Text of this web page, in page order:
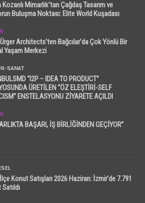
Kozanlı Mimarlık’tan Çağdaş Tasarım ve
Buluşma Noktası: Elite World Kuşadası
Architects’ten Bağcılar’da Çok Yönlü Bir
Yaşam Merkezi
SANAT
“I2P – IDEA TO PRODUCT”
ÜRETİLEN “ÖZ ELEŞTİRİ-SELF
ENSTELASYONU ZİYARETE AÇILDI
BAŞARI, İŞ BİRLİĞİNDEN GEÇİYOR”
Konut Satışları 2026 Haziran: İzmir’de 7.791